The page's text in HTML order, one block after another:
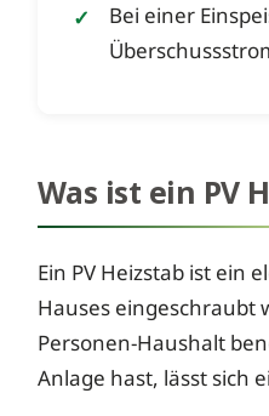
Bei einer
Was ist ein PV
Ein PV Heizstab ist ein
Hauses eingeschraubt
Personen-Haushalt
Anlage hast, lässt sich